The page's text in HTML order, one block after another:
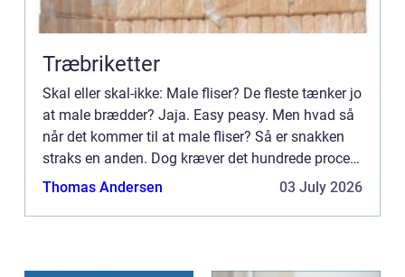
Træbriketter
Skal eller skal-ikke: Male fliser? De fleste tænker jo
at male brædder? Jaja. Easy peasy. Men hvad så
når det kommer til at male fliser? Så er snakken
straks en anden. Dog kræver det hundrede procent
research og koncentration at gå igang med det her
Thomas Andersen 03 July 2026